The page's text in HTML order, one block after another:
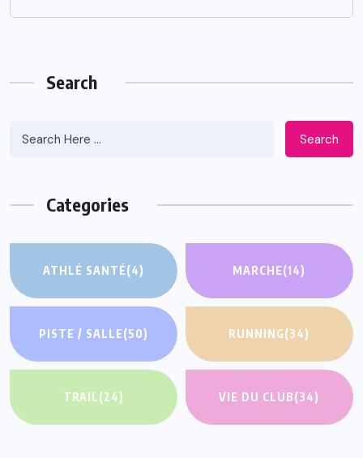
Search
Search
Categories
ATHLÉ SANTÉ(4) MARCHE(14)
PISTE / SALLE(50) RUNNING(34)
TRAIL(24) VIE DU CLUB(34)